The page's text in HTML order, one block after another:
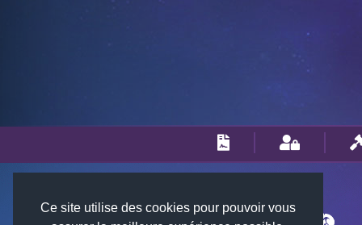
Ce site utilise des cookies pour pouvoir vous